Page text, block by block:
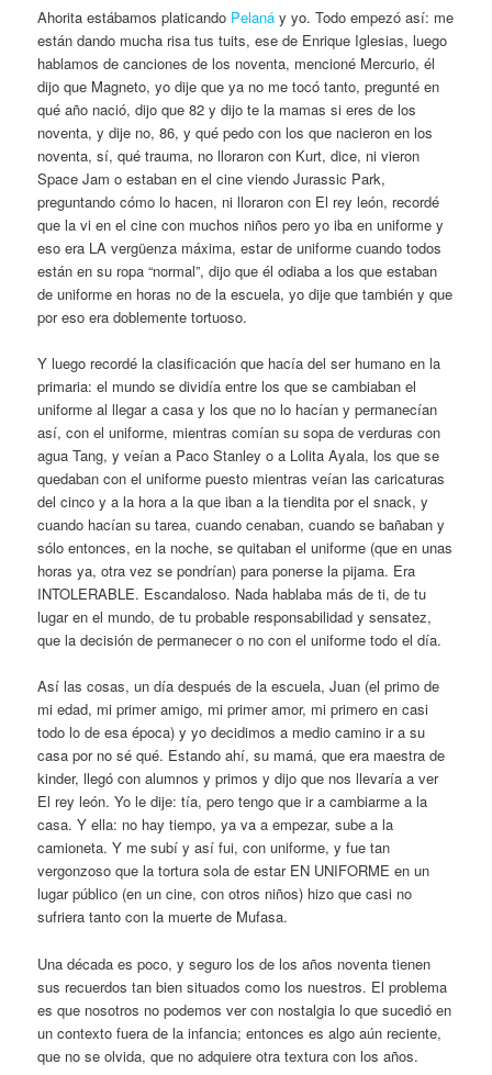
Ahorita estábamos platicando Pelaná y yo. Todo empezó así: me
están dando mucha risa tus tuits, ese de Enrique Iglesias, luego
hablamos de canciones de los noventa, mencioné Mercurio, él
dijo que Magneto, yo dije que ya no me tocó tanto, pregunté en
qué año nació, dijo que 82 y dijo te la mamas si eres de los
noventa, y dije no, 86, y qué pedo con los que nacieron en los
noventa, sí, qué trauma, no lloraron con Kurt, dice, ni vieron
Space Jam o estaban en el cine viendo Jurassic Park,
preguntando cómo lo hacen, ni lloraron con El rey león, recordé
que la vi en el cine con muchos niños pero yo iba en uniforme y
eso era LA vergüenza máxima, estar de uniforme cuando todos
están en su ropa “normal”, dijo que él odiaba a los que estaban
de uniforme en horas no de la escuela, yo dije que también y que
por eso era doblemente tortuoso.
Y luego recordé la clasificación que hacía del ser humano en la
primaria: el mundo se dividía entre los que se cambiaban el
uniforme al llegar a casa y los que no lo hacían y permanecían
así, con el uniforme, mientras comían su sopa de verduras con
agua Tang, y veían a Paco Stanley o a Lolita Ayala, los que se
quedaban con el uniforme puesto mientras veían las caricaturas
del cinco y a la hora a la que iban a la tiendita por el snack, y
cuando hacían su tarea, cuando cenaban, cuando se bañaban y
sólo entonces, en la noche, se quitaban el uniforme (que en unas
horas ya, otra vez se pondrían) para ponerse la pijama. Era
INTOLERABLE. Escandaloso. Nada hablaba más de ti, de tu
lugar en el mundo, de tu probable responsabilidad y sensatez,
que la decisión de permanecer o no con el uniforme todo el día.
Así las cosas, un día después de la escuela, Juan (el primo de
mi edad, mi primer amigo, mi primer amor, mi primero en casi
todo lo de esa época) y yo decidimos a medio camino ir a su
casa por no sé qué. Estando ahí, su mamá, que era maestra de
kinder, llegó con alumnos y primos y dijo que nos llevaría a ver
El rey león. Yo le dije: tía, pero tengo que ir a cambiarme a la
casa. Y ella: no hay tiempo, ya va a empezar, sube a la
camioneta. Y me subí y así fui, con uniforme, y fue tan
vergonzoso que la tortura sola de estar EN UNIFORME en un
lugar público (en un cine, con otros niños) hizo que casi no
sufriera tanto con la muerte de Mufasa.
Una década es poco, y seguro los de los años noventa tienen
sus recuerdos tan bien situados como los nuestros. El problema
es que nosotros no podemos ver con nostalgia lo que sucedió en
un contexto fuera de la infancia; entonces es algo aún reciente,
que no se olvida, que no adquiere otra textura con los años.